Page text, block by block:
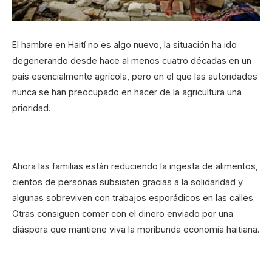
El hambre en Haití no es algo nuevo, la situación ha ido
degenerando desde hace al menos cuatro décadas en un
país esencialmente agrícola, pero en el que las autoridades
nunca se han preocupado en hacer de la agricultura una
prioridad.
Ahora las familias están reduciendo la ingesta de alimentos,
cientos de personas subsisten gracias a la solidaridad y
algunas sobreviven con trabajos esporádicos en las calles.
Otras consiguen comer con el dinero enviado por una
diáspora que mantiene viva la moribunda economía haitiana.